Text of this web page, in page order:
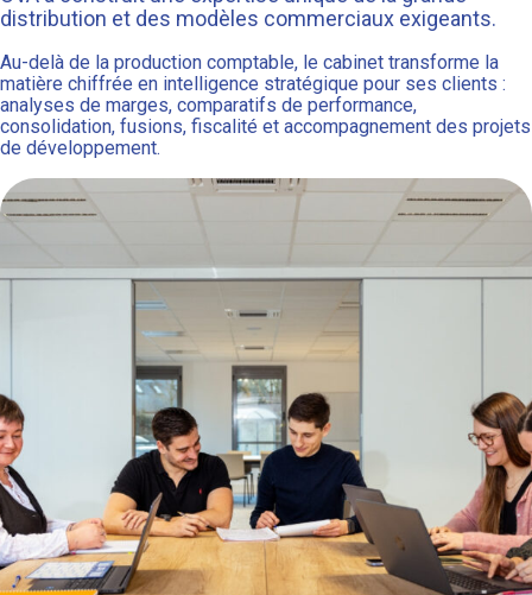
distribution et des modèles commerciaux exigeants.
Au-delà de la production comptable, le cabinet transforme la
matière chiffrée en intelligence stratégique pour ses clients :
analyses de marges, comparatifs de performance,
consolidation, fusions, fiscalité et accompagnement des projets
de développement.